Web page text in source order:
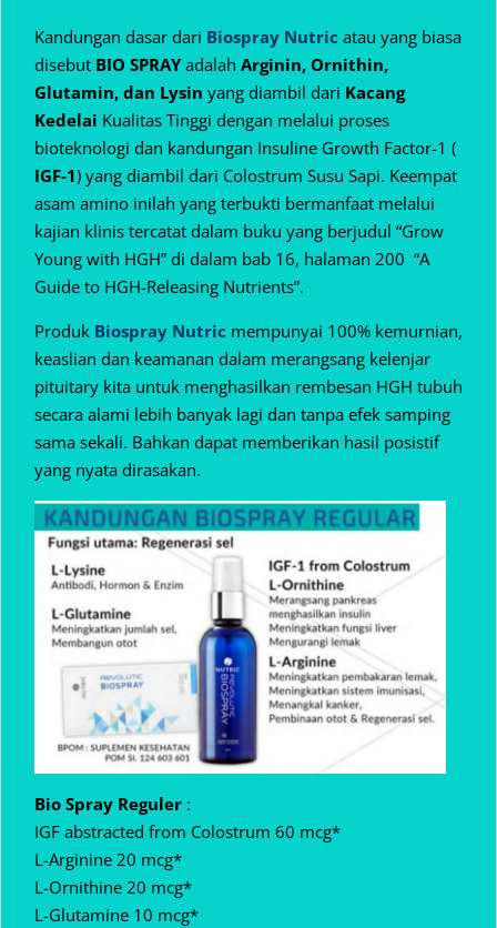
Kandungan dasar dari Biospray Nutric atau yang biasa
disebut BIO SPRAYadalah Arginin, Ornithin,
Glutamin, dan Lysin yang diambil dari Kacang
Kedelai Kualitas Tinggi dengan melalui proses
bioteknologi dan kandungan Insuline Growth Factor-1 (
IGF-1) yang diambil dari Colostrum Susu Sapi. Keempat
asam amino inilah yang terbukti bermanfaat melalui
kajian klinis tercatat dalam buku yang berjudul “Grow
Young with HGH” di dalam bab 16, halaman 200 “A
Guide to HGH-Releasing Nutrients”.
Produk Biospray Nutric mempunyai 100% kemurnian,
keaslian dan keamanan dalam merangsang kelenjar
pituitary kita untuk menghasilkan rembesan HGH tubuh
secara alami lebih banyak lagi dan tanpa efek samping
sama sekali. Bahkan dapat memberikan hasil posistif
yang nyata dirasakan.
Bio Spray Reguler :
IGF abstracted from Colostrum 60 mcg*
L-Arginine 20 mcg*
L-Ornithine 20 mcg*
L-Glutamine 10 mcg*